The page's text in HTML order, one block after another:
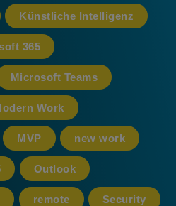
Künstliche Intelligenz
365
Microsoft Teams
Work
MVP new work
Outlook
remote Security